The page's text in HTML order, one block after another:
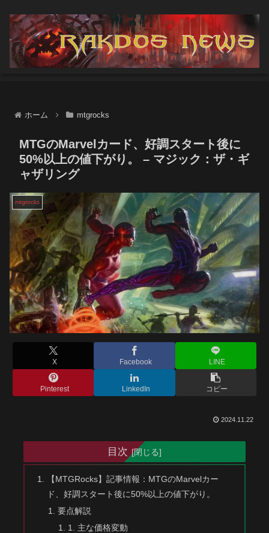
ホーム mtgrocks
MTGのMarvelカード、好調スタート後に
50%以上の値下がり。 – マジック：ザ・ギ
ャザリング
mtgrocks
X Facebook LINE
Pinterest LinkedIn コピー
2024.11.22
目次
【MTGRocks】記事情報：MTGのMarvelカー
ド、好調スタート後に50%以上の値下がり。
要点解説
1. 主な価格変動